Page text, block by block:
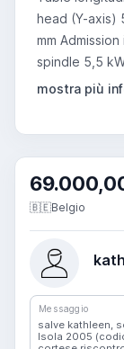
head (Y-axis)
mm
spindle 5,5
🇧🇪Belgio
Messaggio